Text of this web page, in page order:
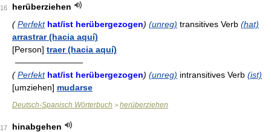
16
herüberziehen
( Perfekt hat/ist herübergezogen) (unreg) transitives Verb (hat)
arrastrar (hacia aquí)
[Person] traer (hacia aquí)
————————
( Perfekt hat/ist herübergezogen) (unreg) intransitives Verb (ist)
[umziehen] mudarse
Deutsch-Spanisch Wörterbuch > herüberziehen
17
hinabgehen